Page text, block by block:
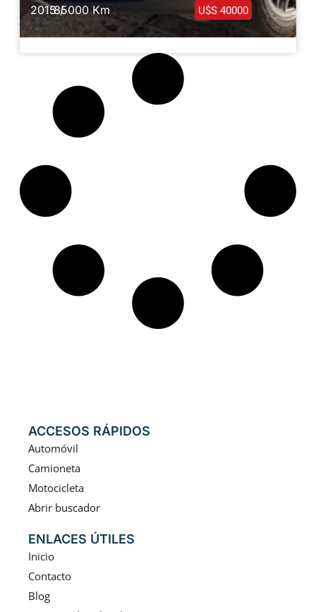
2015 /85000 Km U$S 40000
Porsche Macan Look S Full 2015
ACCESOS RÁPIDOS
Automóvil
Camioneta
Motocicleta
Abrir buscador
ENLACES ÚTILES
Inicio
Contacto
Blog